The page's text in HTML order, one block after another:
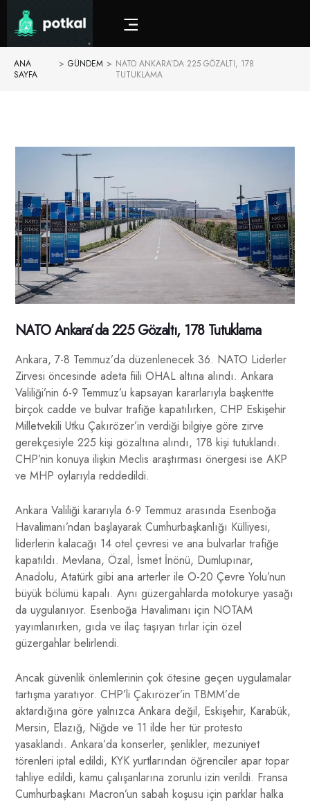
ANA
SAYFA
> GÜNDEM > NATO ANKARA’DA 225 GÖZALTI, 178
TUTUKLAMA
NATO Ankara’da 225 Gözaltı, 178 Tutuklama
Ankara, 7-8 Temmuz’da düzenlenecek 36. NATO Liderler
Zirvesi öncesinde adeta fiili OHAL altına alındı. Ankara
Valiliği’nin 6-9 Temmuz’u kapsayan kararlarıyla başkentte
birçok cadde ve bulvar trafiğe kapatılırken, CHP Eskişehir
Milletvekili Utku Çakırözer’in verdiği bilgiye göre zirve
gerekçesiyle 225 kişi gözaltına alındı, 178 kişi tutuklandı.
CHP’nin konuya ilişkin Meclis araştırması önergesi ise AKP
ve MHP oylarıyla reddedildi.
Ankara Valiliği kararıyla 6-9 Temmuz arasında Esenboğa
Havalimanı’ndan başlayarak Cumhurbaşkanlığı Külliyesi,
liderlerin kalacağı 14 otel çevresi ve ana bulvarlar trafiğe
kapatıldı. Mevlana, Özal, İsmet İnönü, Dumlupınar,
Anadolu, Atatürk gibi ana arterler ile O-20 Çevre Yolu’nun
büyük bölümü kapalı. Aynı güzergahlarda motokurye yasağı
da uygulanıyor. Esenboğa Havalimanı için NOTAM
yayımlanırken, gıda ve ilaç taşıyan tırlar için özel
güzergahlar belirlendi.
Ancak güvenlik önlemlerinin çok ötesine geçen uygulamalar
tartışma yaratıyor. CHP’li Çakırözer’in TBMM’de
aktardığına göre yalnızca Ankara değil, Eskişehir, Karabük,
Mersin, Elazığ, Niğde ve 11 ilde her tür protesto
yasaklandı. Ankara’da konserler, şenlikler, mezuniyet
törenleri iptal edildi, KYK yurtlarından öğrenciler apar topar
tahliye edildi, kamu çalışanlarına zorunlu izin verildi. Fransa
Cumhurbaşkanı Macron’un sabah koşusu için parklar halka